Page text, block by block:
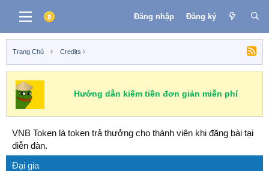
Đăng nhập Đăng ký
Trang Chủ Credits
Hướng dẫn kiếm tiền đơn giản miễn phí
VNB Token là token trả thưởng cho thành viên khi đăng bài tại
diễn đàn.
Đại gia